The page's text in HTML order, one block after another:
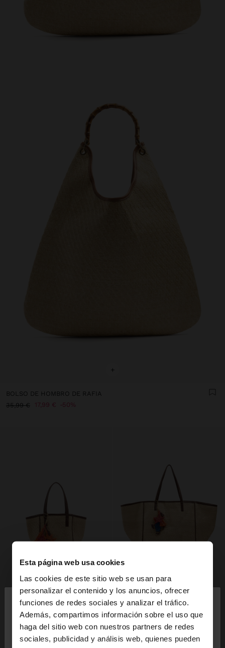
Esta página web usa cookies
Las cookies de este sitio web se usan para
personalizar el contenido y los anuncios, ofrecer
funciones de redes sociales y analizar el tráfico.
Además, compartimos información sobre el uso que
haga del sitio web con nuestros partners de redes
sociales, publicidad y análisis web, quienes pueden
hola
Estás accediendo a la web de España. ¿Quieres ir a
la web de United States?
+
BOLSO DE HOMBRO DE RAFIA
35,99 €
17,99 € 50%